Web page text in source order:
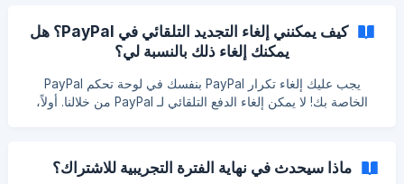
كيف يمكنني إلغاء التجديد التلقائي في PayPal؟ هل
يمكنك إلغاء ذلك بالنسبة لي؟
يجب عليك إلغاء تكرار PayPal بنفسك في لوحة تحكم PayPal
الخاصة بك! لا يمكن إلغاء الدفع التلقائي لـ PayPal من خلالنا. أولاً،
إلغاء أو إلغاء تنشيط الدفعة المتكررة للتجديد التلقائي. يرجى ملاحظة
ماذا سيحدث في نهاية الفترة التجريبية للاشتراك؟